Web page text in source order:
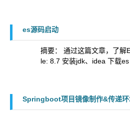
es源码启动
摘要： 通过这篇文章，了
le: 8.7 安装jdk、idea 下载
Springboot项目镜像制作&传递